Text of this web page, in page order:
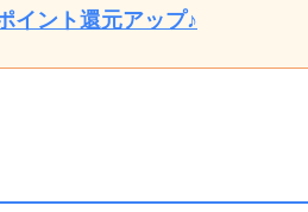
イント還元アップ♪